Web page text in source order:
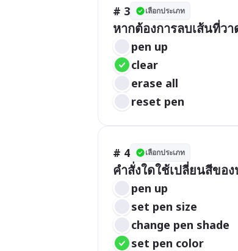
# 3 เลือกประเภท
หากต้องการลบเส้นที่ว
pen up
clear
erase all
reset pen
# 4 เลือกประเภท
คำสั่งใดใช้เปลี่ยนสีของ
pen up
set pen size
change pen shade
set pen color